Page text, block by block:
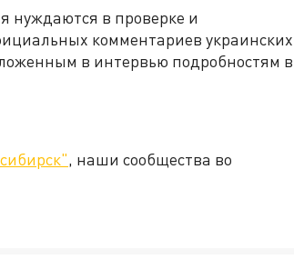
нуждаются в проверке и
комментариев украинских
в интервью подробностям в
, наши сообщества во